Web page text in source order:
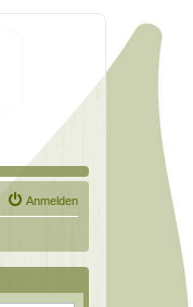
Anmelden